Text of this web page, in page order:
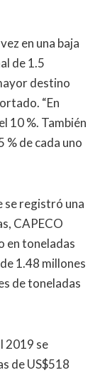
en una baja
de 1.5
destino
“En
10 %. También
% de cada uno
se registró una
CAPECO
en toneladas
1.48 millones
de toneladas
2019 se
de US$518